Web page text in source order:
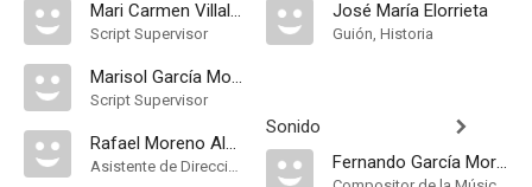
Mari Carmen Villalba
Script Supervisor
Marisol García Morcillo
Script Supervisor
Rafael Moreno Alba
Asistente de Dirección
José María Elorrieta
Guión, Historia
Sonido
Fernando García Morcillo